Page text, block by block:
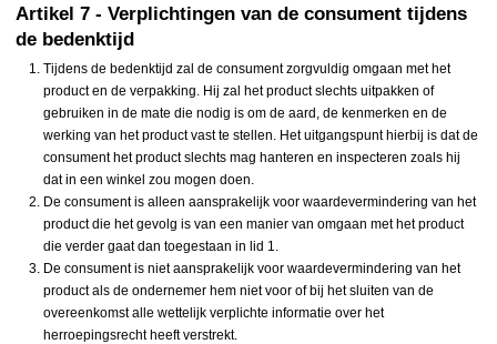
Artikel 7 - Verplichtingen van de consument tijdens
de bedenktijd
Tijdens de bedenktijd zal de consument zorgvuldig omgaan met het
product en de verpakking. Hij zal het product slechts uitpakken of
gebruiken in de mate die nodig is om de aard, de kenmerken en de
werking van het product vast te stellen. Het uitgangspunt hierbij is dat de
consument het product slechts mag hanteren en inspecteren zoals hij
dat in een winkel zou mogen doen.
De consument is alleen aansprakelijk voor waardevermindering van het
product die het gevolg is van een manier van omgaan met het product
die verder gaat dan toegestaan in lid 1.
De consument is niet aansprakelijk voor waardevermindering van het
product als de ondernemer hem niet voor of bij het sluiten van de
overeenkomst alle wettelijk verplichte informatie over het
herroepingsrecht heeft verstrekt.